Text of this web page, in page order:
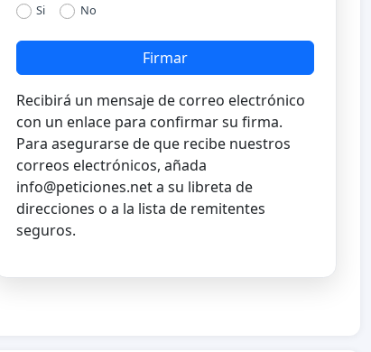
Si No
Firmar
Recibirá un mensaje de correo electrónico
con un enlace para confirmar su firma.
Para asegurarse de que recibe nuestros
correos electrónicos, añada
info@peticiones.neta su libreta de
direcciones o a la lista de remitentes
seguros.